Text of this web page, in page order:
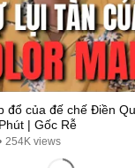
đổ của đế chế Điền
| Gốc Rễ
254K views